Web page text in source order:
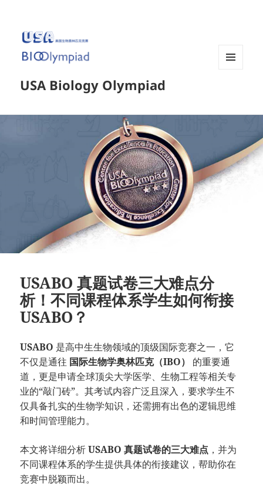
USA Biology Olympiad
USABO 真题试卷三大难点分
析！不同课程体系学生如何衔接
USABO？
USABO 是高中生生物领域的顶级国际竞赛之一，它
不仅是通往 国际生物学奥林匹克（IBO）
的重要通
道，更是申请全球顶尖大学医学、生物工程等相关专
业的“敲门砖”。其考试内容广泛且深入，要求学生不
仅具备扎实的生物学知识，还需拥有出色的逻辑思维
和时间管理能力。
本文将详细分析USABO 真题试卷的三大难点 ，并为
不同课程体系的学生提供具体的衔接建议，帮助你在
竞赛中脱颖而出。